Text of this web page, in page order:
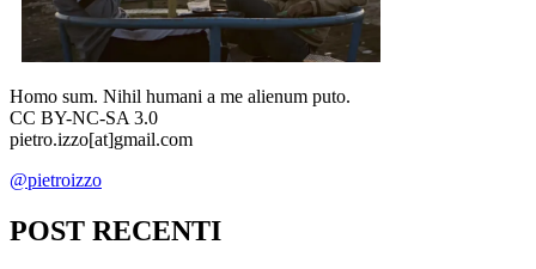
Homo sum. Nihil humani a me alienum puto.
CC BY-NC-SA 3.0
pietro.izzo[at]gmail.com
@pietroizzo
POST RECENTI